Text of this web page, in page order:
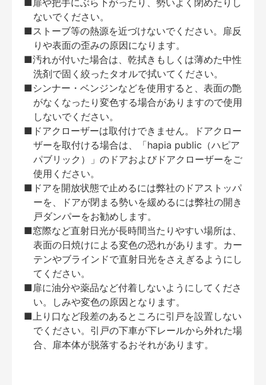
■扉や把手にぶら下がったり、勢いよく閉めたりし
ないでください。
■ストーブ等の熱源を近づけないでください。扉反
りや表面の歪みの原因になります。
■汚れが付いた場合は、乾拭きもしくは薄めた中性
洗剤で固く絞ったタオルで拭いてください。
■シンナー・ベンジンなどを使用すると、表面の艶
がなくなったり変色する場合がありますので使用
しないでください。
■ドアクローザーは取付けできません。ドアクロー
ザーを取付ける場合は、「hapia public（ハピア
パブリック）」のドアおよびドアクローザーをご
使用ください。
■ドアを開放状態で止めるには弊社のドアストッパ
ーを、ドアが閉まる勢いを緩めるには弊社の開き
戸ダンパーをお勧めします。
■窓際など直射日光が長時間当たりやすい場所は、
表面の日焼けによる変色の恐れがあります。カー
テンやブラインドで直射日光をさえぎるようにし
てください。
■扉に油分や薬品など付着しないようにしてくださ
い。しみや変色の原因となります。
■上り口など段差のあるところに引戸を設置しない
でください。引戸の下車が下レールから外れた場
合、扉本体が脱落するおそれがあります。